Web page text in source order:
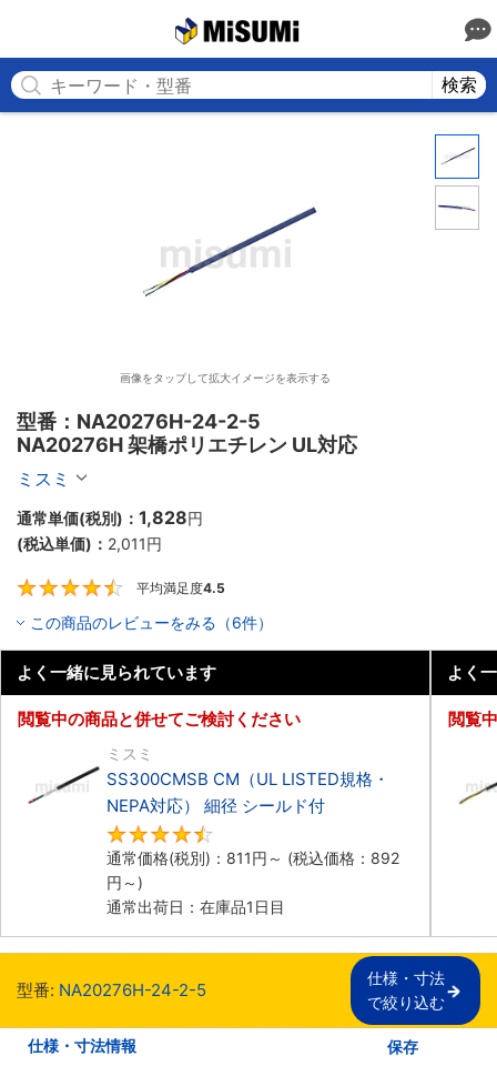
検索
画像をタップして拡大イメージを表示する
型番：NA20276H-24-2-5
NA20276H 架橋ポリエチレン UL対応
ミスミ
通常単価(税別)： 1,828円
(税込単価)： 2,011円
平均満足度4.5
この商品のレビューをみる（6件）
よく一緒に見られています
閲覧中の商品と併せてご検討ください
ミスミ
SS300CMSB CM（UL LISTED規格・
NEPA対応） 細径 シールド付
通常価格(税別)： 811円 ～ (税込価格： 892
円 ～)
通常出荷日：在庫品1日目
よく
閲覧
型番: NA20276H-24-2-5
仕様・寸法
で絞り込む
仕様・寸法情報 保存